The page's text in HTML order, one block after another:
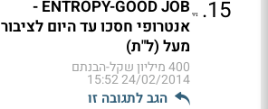
15
.
ENTROPY-GOOD JOBֱ -
אנטרופי חסכו עד היום לציבור
מעל (ל"ת)
400 מיליון שקל-הבנתם
24/02/2014 15:52
הגב לתגובה זו